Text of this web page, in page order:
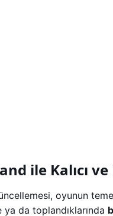
ile Kalıcı
oyunun
da toplandıklarında